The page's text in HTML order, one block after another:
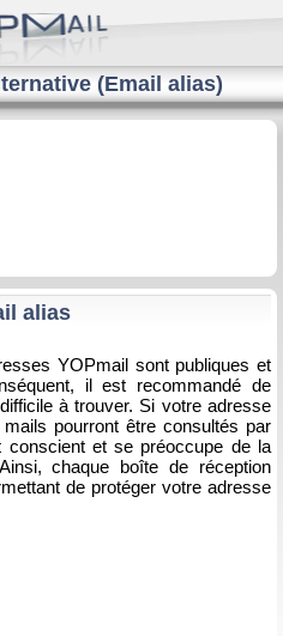
(Email alias)
alias
YOPmail sont publiques et
il est recommandé de
à trouver. Si votre adresse
pourront être consultés par
conscient et se préoccupe de la
chaque boîte de réception
de protéger votre adresse